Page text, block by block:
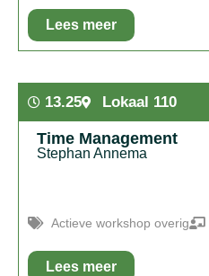
Lees meer
13.25 Lokaal 110
Time Management
Stephan Annema
Actieve workshop overig
Lees meer